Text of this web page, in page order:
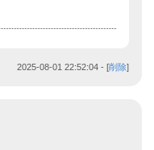
2025-08-01 22:52:04 - [削除]